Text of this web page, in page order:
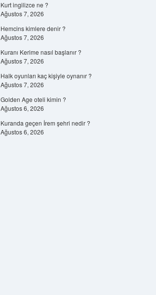
Kurt ingilizce ne ?
Ağustos 7, 2026
Hemcins kimlere denir ?
Ağustos 7, 2026
Kuranı Kerime nasıl başlanır ?
Ağustos 7, 2026
Halk oyunları kaç kişiyle oynanır ?
Ağustos 7, 2026
Golden Age oteli kimin ?
Ağustos 6, 2026
Kuranda geçen İrem şehri nedir ?
Ağustos 6, 2026